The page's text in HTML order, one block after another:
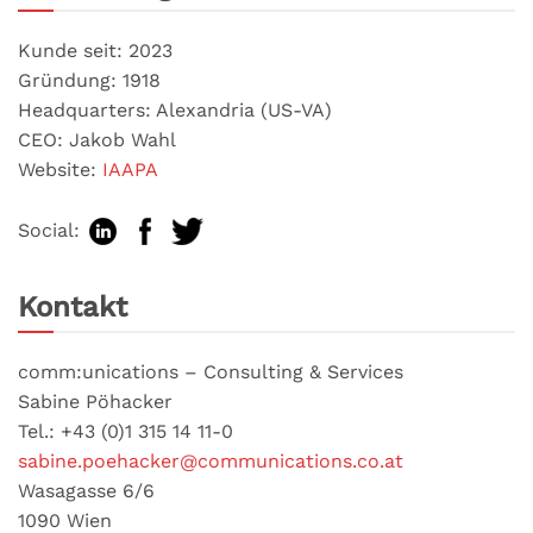
Kunde seit: 2023
Gründung: 1918
Headquarters: Alexandria (US-VA)
CEO: Jakob Wahl
Website: IAAPA
Social:
Kontakt
comm:unications – Consulting & Services
Sabine Pöhacker
Tel.: +43 (0)1 315 14 11-0
sabine.poehacker@communications.co.at
Wasagasse 6/6
1090 Wien